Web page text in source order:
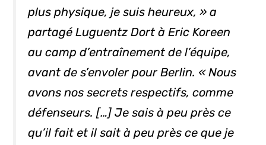
plus physique, je suis heureux, » a
partagé Luguentz Dort à Eric Koreen
au camp d’entraînement de l’équipe,
avant de s’envoler pour Berlin. « Nous
avons nos secrets respectifs, comme
défenseurs. […] Je sais à peu près ce
qu’il fait et il sait à peu près ce que je